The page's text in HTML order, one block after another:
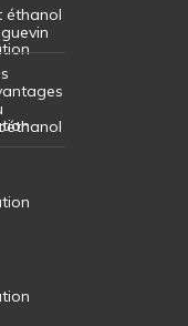
éthanol